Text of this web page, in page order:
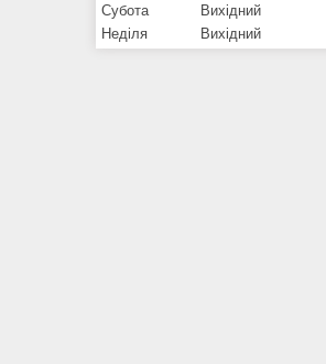
Субота
Вихідний
Неділя
Вихідний